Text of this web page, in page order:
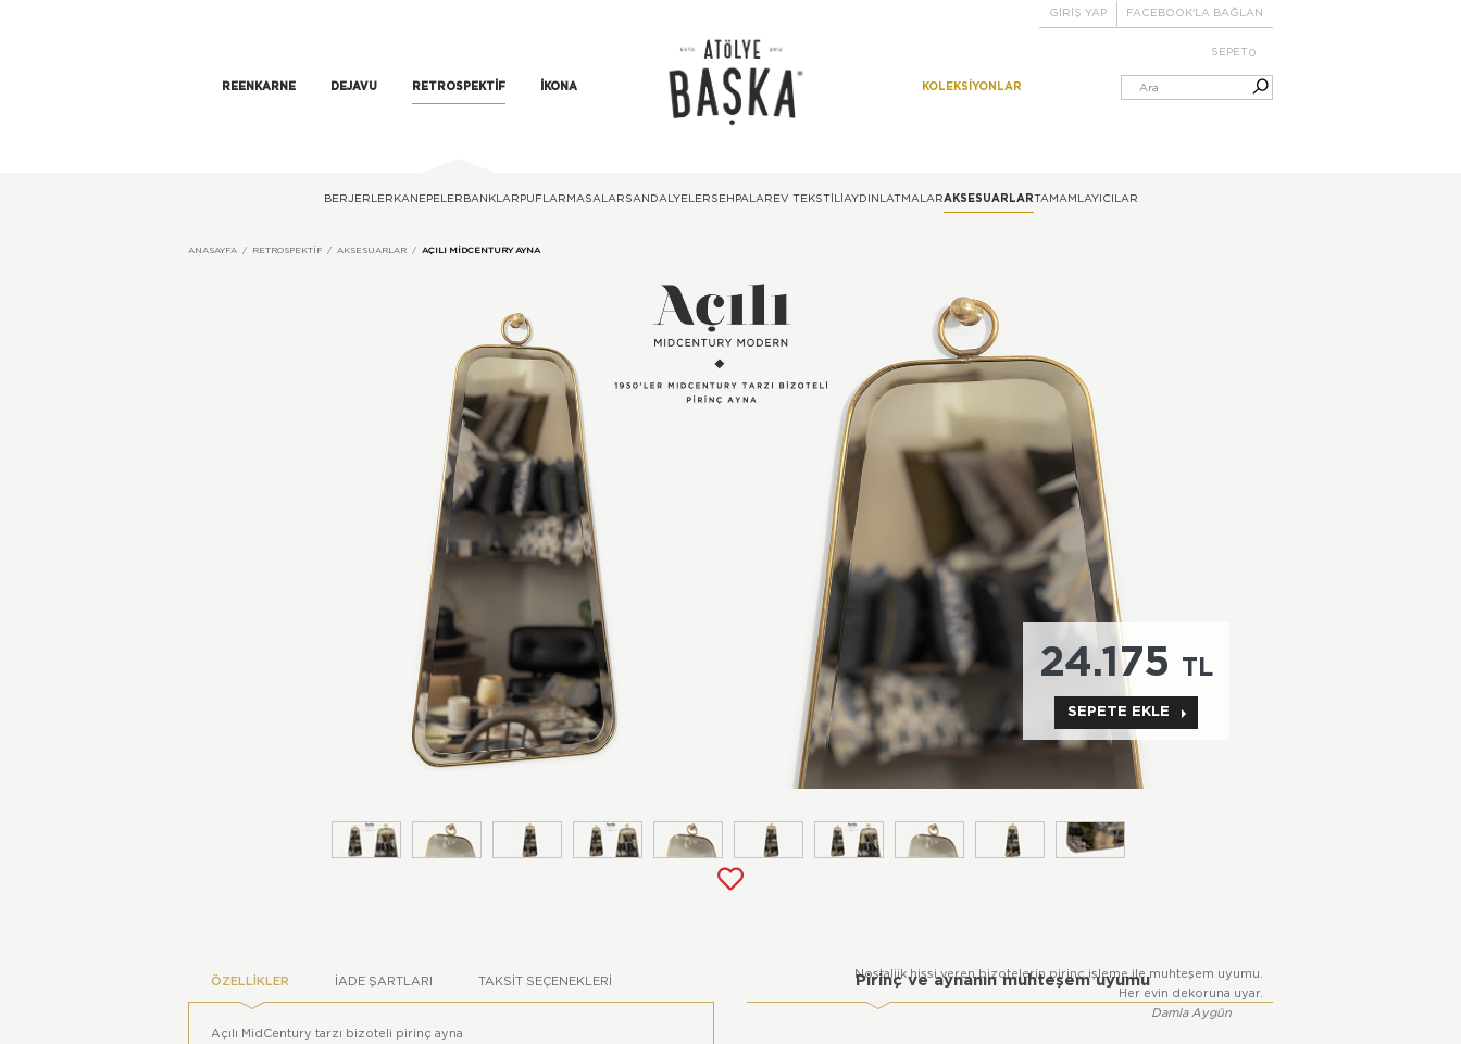
REENKARNE DEJAVU RETROSPEKTIF İKONA KOLEKSIYONLAR
GİRİŞ YAP FACEBOOK'LA BAĞLAN
SEPET 0
BERJERLER KANEPELER BANKLAR PUFLAR MASALAR SANDALYELER SEHPALAR EV TEKSTILI AYDINLATMALARAKSESUARLARTAMAMLAYICILAR
ANASAYFA RETROSPEKTIF AKSESUARLAR AÇILI MIDCENTURY AYNA
24.175 TL
SEPETE EKLE
ÖZELLIKLER İADE ŞARTLARI TAKSIT SEÇENEKLERI
Açılı MidCentury tarzı bizoteli pirinç ayna
Pirinç ve aynanın muhteşem uyumu
Nostaljik hissi veren bizotelerin pirinç işleme ile muhteşem uyumu.
Her evin dekoruna uyar.
Damla Aygün